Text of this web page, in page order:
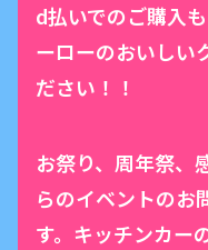
d払いでのご購入
ーローのおいしい
ださい！！
お祭り、周年祭、
らのイベントのお
す。キッチンカー